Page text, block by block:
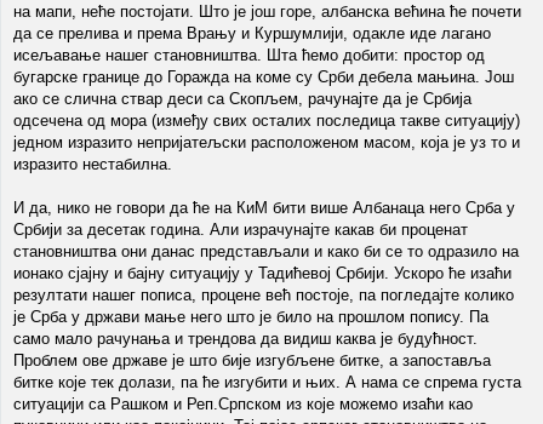
на мапи, неће постојати. Што је још горе, албанска већина ће почети
да се прелива и према Врању и Куршумлији, одакле иде лагано
исељавање нашег становништва. Шта ћемо добити: простор од
бугарске границе до Горажда на коме су Срби дебела мањина. Још
ако се слична ствар деси са Скопљем, рачунајте да је Србија
одсечена од мора (између свих осталих последица такве ситуацију)
једном изразито непријатељски расположеном масом, која је уз то и
изразито нестабилна.
И да, нико не говори да ће на КиМ бити више Албанаца него Срба у
Србији за десетак година. Али израчунајте какав би проценат
становништва они данас представљали и како би се то одразило на
ионако сјајну и бајну ситуацију у Тадићевој Србији. Ускоро ће изаћи
резултати нашег пописа, процене већ постоје, па погледајте колико
је Срба у држави мање него што је било на прошлом попису. Па
само мало рачунања и трендова да видиш каква је будућност.
Проблем ове државе је што бије изгубљене битке, а запоставља
битке које тек долази, па ће изгубити и њих. А нама се спрема густа
ситуацији са Рашком и Реп.Српском из које можемо изаћи као